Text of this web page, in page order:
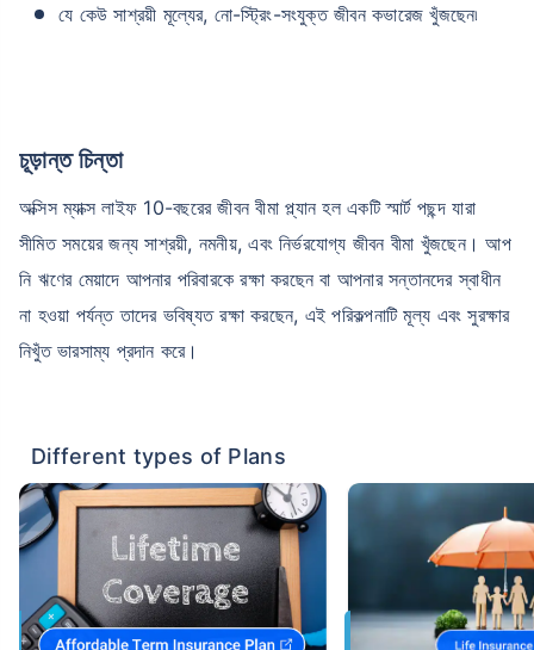
যে কেউ সাশ্রয়ী মূল্যের, নো-স্ট্রিং-সংযুক্ত জীবন কভারেজ খুঁজছেন৷
চূড়ান্ত চিন্তা
অক্সিস ম্যাক্স লাইফ 10-বছরের জীবন বীমা প্ল্যান হল একটি স্মার্ট পছন্দ যারা
সীমিত সময়ের জন্য সাশ্রয়ী, নমনীয়, এবং নির্ভরযোগ্য জীবন বীমা খুঁজছেন। আপ
নি ঋণের মেয়াদে আপনার পরিবারকে রক্ষা করছেন বা আপনার সন্তানদের স্বাধীন
না হওয়া পর্যন্ত তাদের ভবিষ্যত রক্ষা করছেন, এই পরিকল্পনাটি মূল্য এবং সুরক্ষার
নিখুঁত ভারসাম্য প্রদান করে।
Different types of Plans